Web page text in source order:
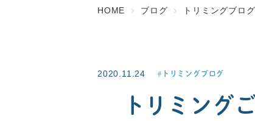
HOME ブログ トリミングブログ
2020.11.24 トリミングブログ
トリミング